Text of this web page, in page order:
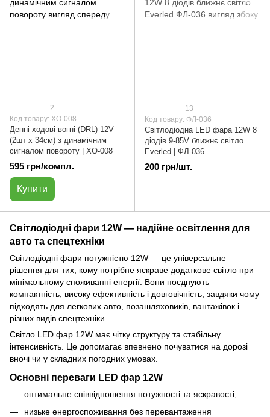
2
Код товару: ХО-008
Денні ходові вогні (DRL) 12V
(2шт х 34см) з динамічним
сигналом повороту | ХО-008
595 грн/компл.
Купити
13
Код товару: ФЛ-036
Cвітлодіодна LED фара 12W 8
діодів 9-85V ближнє світло
Everled | ФЛ-036
200 грн/шт.
Світлодіодні фари 12W — надійне освітлення для
авто та спецтехніки
Світлодіодні фари потужністю 12W — це універсальне
рішення для тих, кому потрібне яскраве додаткове світло при
мінімальному споживанні енергії. Вони поєднують
компактність, високу ефективність і довговічність, завдяки чому
підходять для легкових авто, позашляховиків, вантажівок і
різних видів спецтехніки.
Світло LED фар 12W має чітку структуру та стабільну
інтенсивність. Це допомагає впевнено почуватися на дорозі
вночі чи у складних погодних умовах.
Основні переваги LED фар 12W
оптимальне співвідношення потужності та яскравості;
низьке енергоспоживання без перевантаження